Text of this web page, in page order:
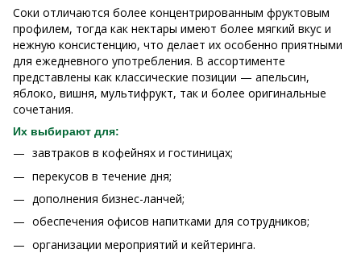
Соки отличаются более концентрированным фруктовым
профилем, тогда как нектары имеют более мягкий вкус и
нежную консистенцию, что делает их особенно приятными
для ежедневного употребления. В ассортименте
представлены как классические позиции — апельсин,
яблоко, вишня, мультифрукт, так и более оригинальные
сочетания.
Их выбирают для:
завтраков в кофейнях и гостиницах;
перекусов в течение дня;
дополнения бизнес-ланчей;
обеспечения офисов напитками для сотрудников;
организации мероприятий и кейтеринга.